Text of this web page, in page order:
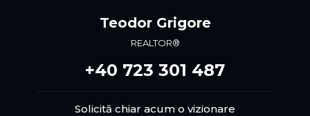
Teodor Grigore
REALTOR®
+40 723 301 487
Solicită chiar acum o vizionare